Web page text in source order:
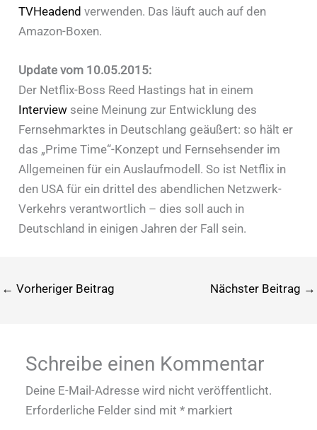
TVHeadend verwenden. Das läuft auch auf den
Amazon-Boxen.
Update vom 10.05.2015:
Der Netflix-Boss Reed Hastings hat in einem
Interviewseine Meinung zur Entwicklung des
Fernsehmarktes in Deutschlang geäußert: so hält er
das „Prime Time“-Konzept und Fernsehsender im
Allgemeinen für ein Auslaufmodell. So ist Netflix in
den USA für ein drittel des abendlichen Netzwerk-
Verkehrs verantwortlich – dies soll auch in
Deutschland in einigen Jahren der Fall sein.
← Vorheriger Beitrag Nächster Beitrag →
Schreibe einen Kommentar
Deine E-Mail-Adresse wird nicht veröffentlicht.
Erforderliche Felder sind mit* markiert